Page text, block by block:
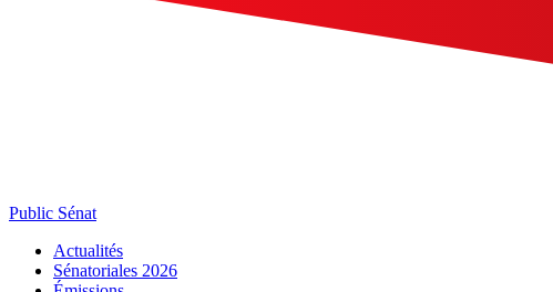
Public Sénat
Actualités
Sénatoriales 2026